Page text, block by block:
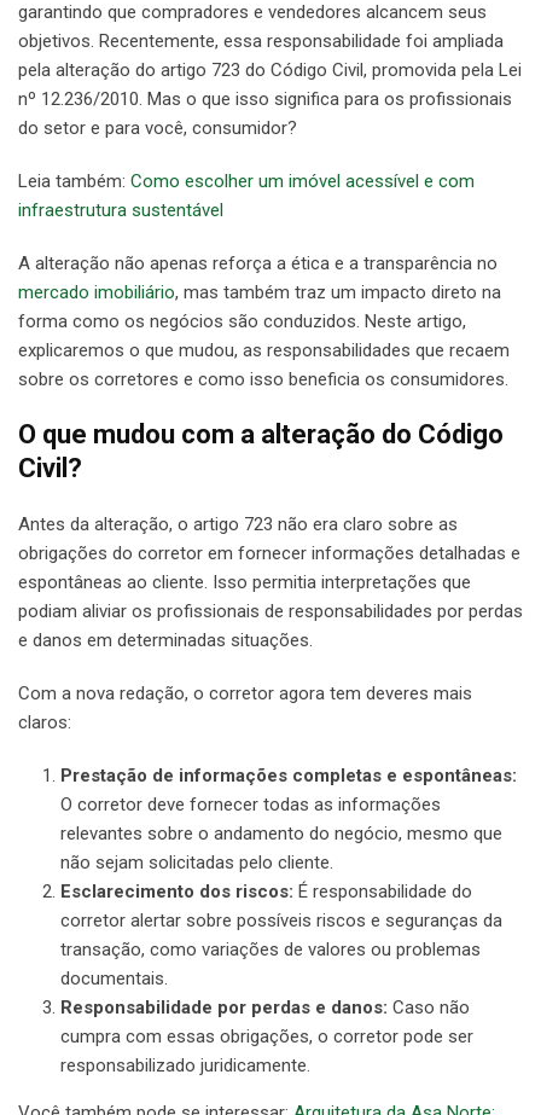
garantindo que compradores e vendedores alcancem seus
objetivos. Recentemente, essa responsabilidade foi ampliada
pela alteração do artigo 723 do Código Civil, promovida pela Lei
nº 12.236/2010. Mas o que isso significa para os profissionais
do setor e para você, consumidor?
Leia também: Como escolher um imóvel acessível e com
infraestrutura sustentável
A alteração não apenas reforça a ética e a transparência no
mercado imobiliário, mas também traz um impacto direto na
forma como os negócios são conduzidos. Neste artigo,
explicaremos o que mudou, as responsabilidades que recaem
sobre os corretores e como isso beneficia os consumidores.
O que mudou com a alteração do Código
Civil?
Antes da alteração, o artigo 723 não era claro sobre as
obrigações do corretor em fornecer informações detalhadas e
espontâneas ao cliente. Isso permitia interpretações que
podiam aliviar os profissionais de responsabilidades por perdas
e danos em determinadas situações.
Com a nova redação, o corretor agora tem deveres mais
claros:
Prestação de informações completas e espontâneas:
O corretor deve fornecer todas as informações
relevantes sobre o andamento do negócio, mesmo que
não sejam solicitadas pelo cliente.
Esclarecimento dos riscos: É responsabilidade do
corretor alertar sobre possíveis riscos e seguranças da
transação, como variações de valores ou problemas
documentais.
Responsabilidade por perdas e danos: Caso não
cumpra com essas obrigações, o corretor pode ser
responsabilizado juridicamente.